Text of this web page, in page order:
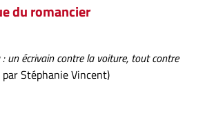
du romancier
un écrivain contre la voiture, tout contre
Stéphanie Vincent)